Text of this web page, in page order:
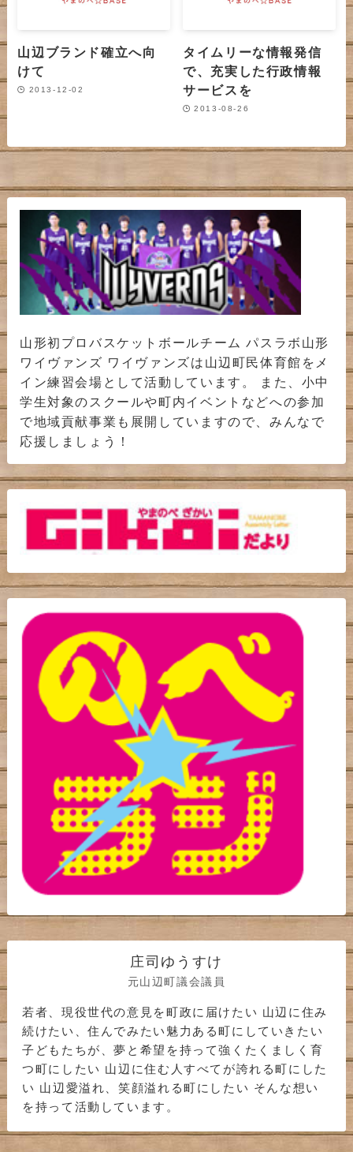
山辺ブランド確立へ向
けて
2013-12-02
タイムリーな情報発信
で、充実した行政情報
サービスを
2013-08-26
山形初プロバスケットボールチーム パスラボ山形
ワイヴァンズ ワイヴァンズは山辺町民体育館をメ
イン練習会場として活動しています。 また、小中
学生対象のスクールや町内イベントなどへの参加
で地域貢献事業も展開していますので、みんなで
応援しましょう！
庄司ゆうすけ
元山辺町議会議員
若者、現役世代の意見を町政に届けたい 山辺に住み
続けたい、住んでみたい魅力ある町にしていきたい
子どもたちが、夢と希望を持って強くたくましく育
つ町にしたい 山辺に住む人すべてが誇れる町にした
い 山辺愛溢れ、笑顔溢れる町にしたい そんな想い
を持って活動しています。